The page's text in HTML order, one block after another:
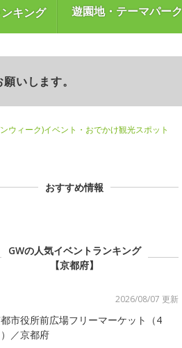
キング 遊園地・テーマパーク
いします。
ウィーク)イベント・おでかけ観光スポット
おすすめ情報
GWの人気イベントランキング
【京都府】
2026/08/07 更新
市役所前広場フリーマーケット（4
／京都府